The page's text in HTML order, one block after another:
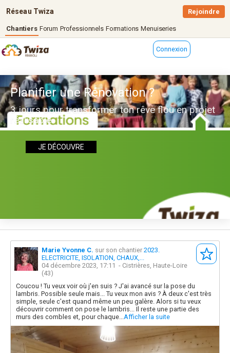
Réseau Twiza
Chantiers Forum Professionnels Formations Menuiseries
Rejoindre
Connexion
Planifier une Rénovation ?
3 jours pour transformer ton rêve flou en projet
réalisable
JE DÉCOUVRE
Marie Yvonne C. sur son chantier 2023.
ELECTRICITE, ISOLATION, CHAUX,...
04 décembre 2023, 17:11 - Cistrières, Haute-Loire
(43)
Coucou ! Tu veux voir où j'en suis ? J'ai avancé sur la pose du
lambris. Possible seule mais... Tu veux mon avis ? À deux c'est très
simple, seule c'est quand même un peu galère. Alors si tu veux
découvrir comment on pose le lambris... Il reste une partie des
murs des combles et, pour chaque...Afficher la suite